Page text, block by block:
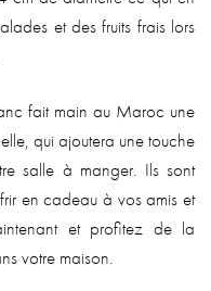
et des fruits frais lors
fait main au Maroc une
qui ajoutera une touche
salle à manger. Ils sont
en cadeau à vos amis et
et profitez de la
votre maison.